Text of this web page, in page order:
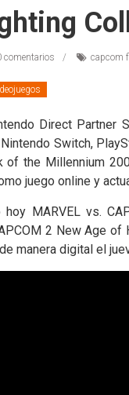
comentarios capcom
Direct Partner
Switch,
of the Millennium
juego online y
MARVEL vs.
2 New Age
manera digital el